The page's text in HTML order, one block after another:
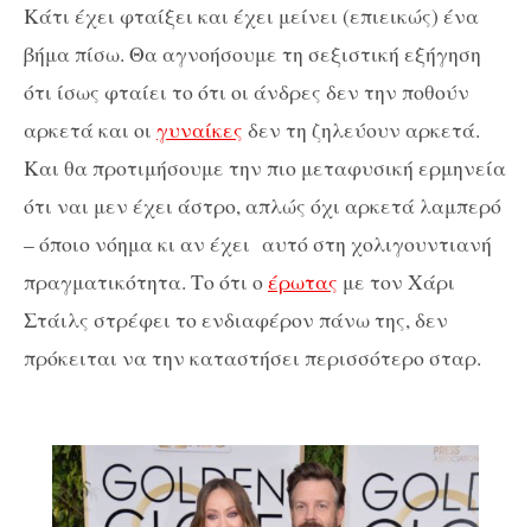
Κάτι έχει φταίξει και έχει μείνει (επιεικώς) ένα
βήμα πίσω. Θα αγνοήσουμε τη σεξιστική εξήγηση
ότι ίσως φταίει το ότι οι άνδρες δεν την ποθούν
αρκετά και οι γυναίκες δεν τη ζηλεύουν αρκετά.
Και θα προτιμήσουμε την πιο μεταφυσική ερμηνεία
ότι ναι μεν έχει άστρο, απλώς όχι αρκετά λαμπερό
– όποιο νόημα κι αν έχει αυτό στη χολιγουντιανή
πραγματικότητα. Το ότι οέρωτας με τον Χάρι
Στάιλς στρέφει το ενδιαφέρον πάνω της, δεν
πρόκειται να την καταστήσει περισσότερο σταρ.